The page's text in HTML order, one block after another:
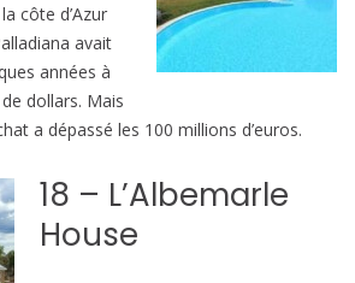
côte d’Azur
avait
années à
dollars. Mais
a dépassé les 100 millions d’euros.
18 – L’Albemarle
House